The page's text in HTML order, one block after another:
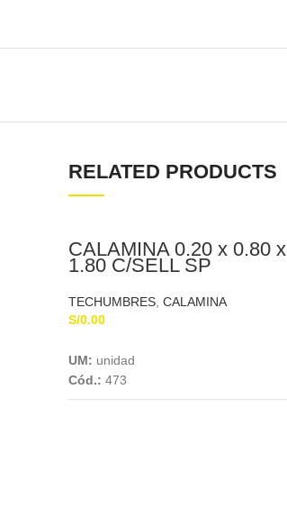
RELATED PRODUCTS
CALAMINA 0.20 x 0.80 x
1.80 C/SELL SP
TECHUMBRES CALAMINA
S/0.00
UM: unidad
Cód.: 473